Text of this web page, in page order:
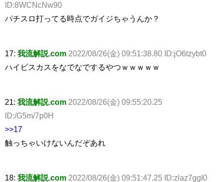
ID:8WCNcNw90
パチスロ打ってる時点でガイジちゃうんか？
17: 我流解説.com 2022/08/26(金) 09:51:38.80 ID:jO6tzybt0
ハイビスカスをなでなでするやつｗｗｗｗｗ
21: 我流解説.com 2022/08/26(金) 09:55:20.25
ID:/G5m/7p0H
>>17
触っちゃいけないんだぞあれ
18: 我流解説.com 2022/08/26(金) 09:51:47.25 ID:zlaz7ggI0